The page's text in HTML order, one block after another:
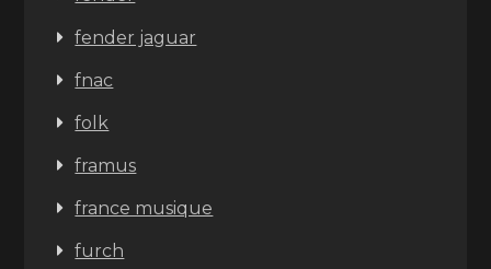
fender jaguar
fnac
folk
framus
france musique
furch